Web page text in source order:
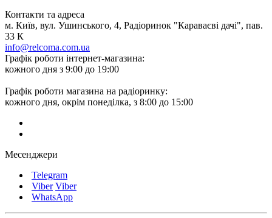
Контакти та адреса
м. Київ, вул. Ушинського, 4, Радіоринок "Караваєві дачі", пав.
33 К
info@relcoma.com.ua
Графік роботи інтернет-магазина:
кожного дня з 9:00 до 19:00
Графік роботи магазина на радіоринку:
кожного дня, окрім понеділка, з 8:00 до 15:00
Месенджери
Telegram
Viber Viber
WhatsApp